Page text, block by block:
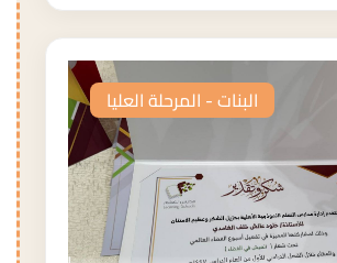
البنات - المرحلة العليا